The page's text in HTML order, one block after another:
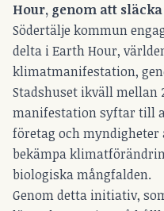
Hour, genom att
Södertälje kommun
delta i Earth Hour,
klimatmanifestation,
Stadshuset ikväll mellan
manifestation syftar till
företag och
bekämpa
biologiska mångfalden.
Genom detta initiativ,